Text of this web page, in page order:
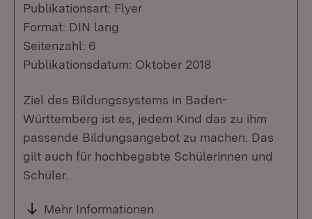
Publikationsart: Flyer
Format: DIN lang
Seitenzahl: 6
Publikationsdatum: Oktober 2018
Ziel des Bildungssystems in Baden-
Württemberg ist es, jedem Kind das zu ihm
passende Bildungsangebot zu machen. Das
gilt auch für hochbegabte Schülerinnen und
Schüler.
Mehr Informationen